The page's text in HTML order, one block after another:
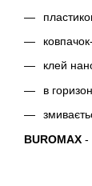
клей
в
BUROMAX -